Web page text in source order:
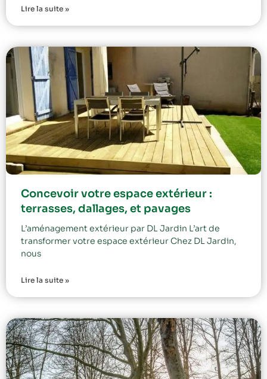
Lire la suite »
Concevoir votre espace extérieur :
terrasses, dallages, et pavages
L’aménagement extérieur par DL Jardin L’art de
transformer votre espace extérieur Chez DL Jardin,
nous
Lire la suite »